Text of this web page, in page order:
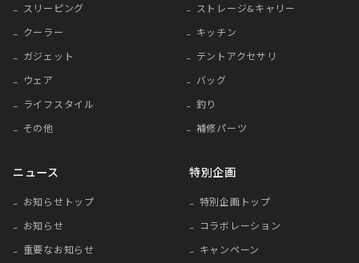
スリーピング
ストレージ&キャリー
クーラー
キッチン
ガジェット
テントアクセサリ
ウェア
バッグ
ライフスタイル
釣り
その他
補修パーツ
ニュース
お知らせトップ
お知らせ
重要なお知らせ
特別企画
特別企画トップ
コラボレーション
キャンペーン